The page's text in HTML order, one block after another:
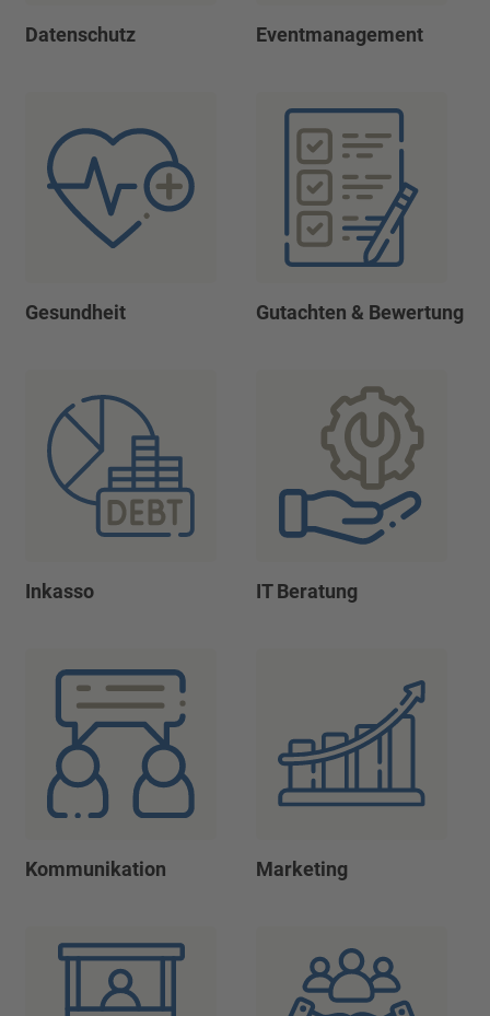
Datenschutz Eventmanagement
Gesundheit Gutachten & Bewertung
Inkasso IT Beratung
Kommunikation Marketing